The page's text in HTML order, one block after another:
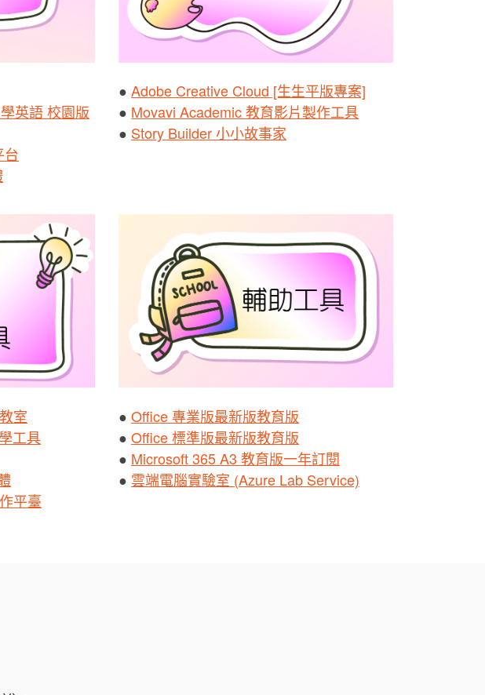
英語 校園版
台
● Adobe Creative Cloud [生生平版專案]
● Movavi Academic 教育影片製作工具
● Story Builder 小小故事家
室
工具
平臺
● Office 專業版最新版教育版
● Office 標準版最新版教育版
● Microsoft 365 A3 教育版一年訂閱
● 雲端電腦實驗室 (Azure Lab Service)